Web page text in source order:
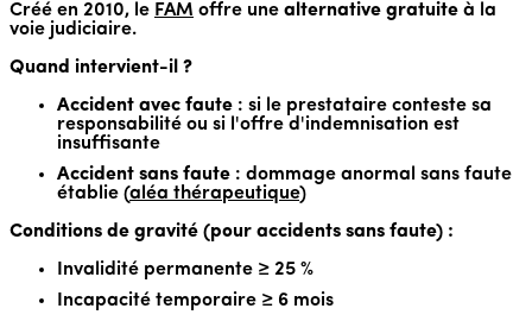
Créé en 2010, le FAM offre une alternative gratuite à la
voie judiciaire.
Quand intervient-il ?
Accident avec faute : si le prestataire conteste sa
responsabilité ou si l'offre d'indemnisation est
insuffisante
Accident sans faute : dommage anormal sans faute
établie (aléa thérapeutique)
Conditions de gravité (pour accidents sans faute) :
Invalidité permanente ≥ 25 %
Incapacité temporaire ≥ 6 mois